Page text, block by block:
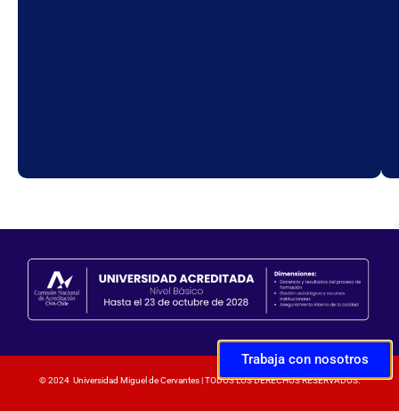
© 2024 Universidad Miguel de Cervantes | TODOS LOS DERECHOS RESERVADOS.
Trabaja con nosotros